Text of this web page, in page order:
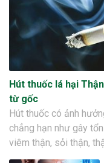
Hút thuốc lá hại
từ gốc
Hút thuốc có ảnh
chẳng hạn như gây
viêm thận, sỏi thận,